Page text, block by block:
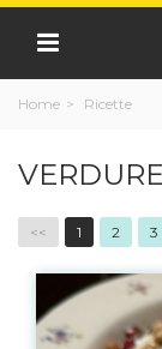
Home > Ricette
VERDURE
<< 1 2 3